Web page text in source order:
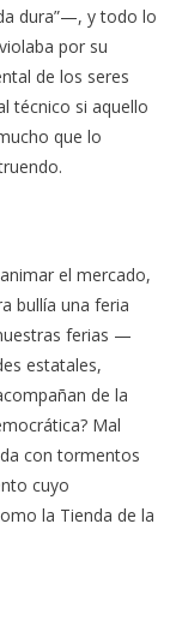
dura”—, y todo lo
por su
de los seres
técnico si aquello
que lo
el mercado,
bullía una feria
ferias —
estatales,
de la
Mal
con tormentos
cuyo
la Tienda de la